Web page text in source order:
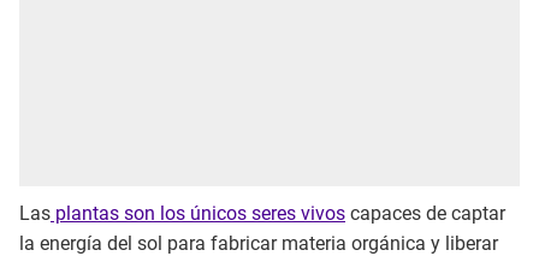
Las plantas son los únicos seres vivos capaces de captar
la energía del sol para fabricar materia orgánica y liberar